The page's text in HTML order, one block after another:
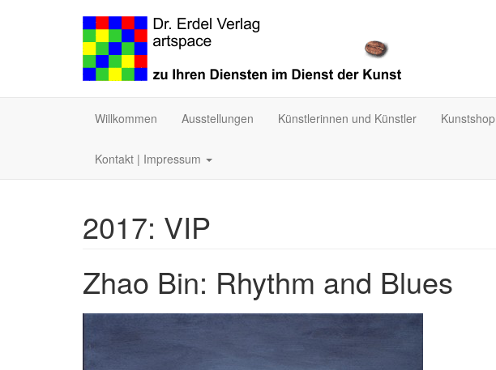
Willkommen Ausstellungen Künstlerinnen und Künstler Kunstshop
Kontakt | Impressum
2017: VIP
Zhao Bin: Rhythm and Blues